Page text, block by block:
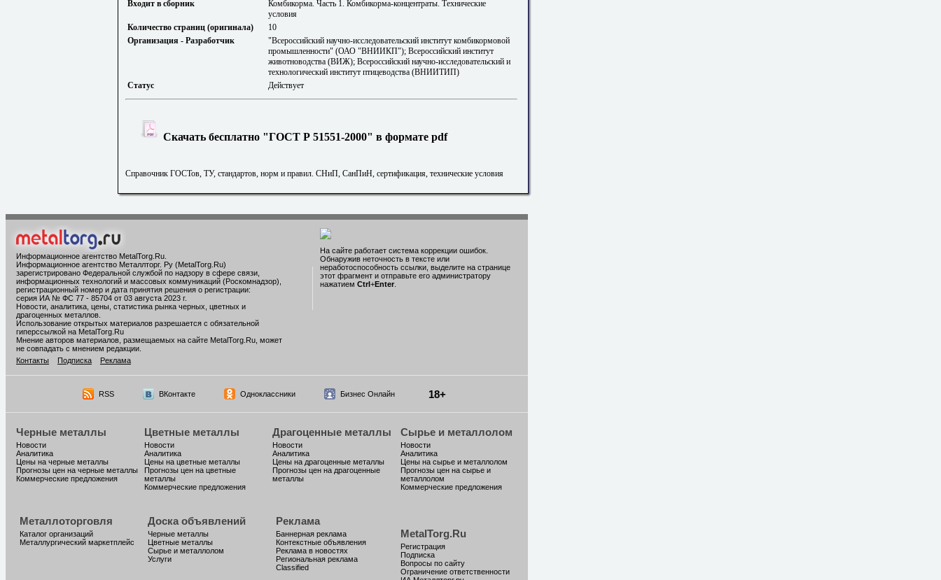
Входит в сборник
Комбикорма. Часть 1. Комбикорма-концентраты. Технические
условия
Количество страниц (оригинала)
10
Организация - Разработчик
"Всероссийский научно-исследовательский институт комбикормовой
промышленности" (ОАО "ВНИИКП"); Всероссийский институт
животноводства (ВИЖ); Всероссийский научно-исследовательский и
технологический институт птицеводства (ВНИИТИП)
Статус
Действует
Скачать бесплатно "ГОСТ Р 51551-2000" в формате pdf
Справочник ГОСТов, ТУ, стандартов, норм и правил. СНиП, СанПиН, сертификация, технические условия
Информационное агентство MetalTorg.Ru
Информационное агентство Металлторг. Ру (MetalTorg.Ru)
зарегистрировано Федеральной службой по надзору в сфере связи,
информационных технологий и массовых коммуникаций (Роскомнадзор),
регистрационный номер и дата принятия решения о регистрации:
серия ИА № ФС 77 - 85704 от 03 августа 2023 г.
Новости, аналитика, цены, статистика рынка черных, цветных и
драгоценных металлов.
Использование открытых материалов разрешается с обязательной
гиперссылкой на MetalTorg.Ru
Мнение авторов материалов, размещаемых на сайте MetalTorg.Ru, может
не совпадать с мнением редакции.
Контакты
Подписка Реклама
На сайте работает система коррекции ошибок.
Обнаружив неточность в тексте или
неработоспособность ссылки, выделите на странице
этот фрагмент и отправьте его администратору
нажатием Ctrl+Enter
RSS ВКонтакте Одноклассники Бизнес Онлайн 18+
Черные металлы
Новости
Аналитика
Цены на черные металлы
Прогнозы цен на черные металлы
Коммерческие предложения
Цветные металлы
Новости
Аналитика
Цены на цветные металлы
Прогнозы цен на цветные
металлы
Коммерческие предложения
Драгоценные металлы
Новости
Аналитика
Цены на драгоценные металлы
Прогнозы цен на драгоценные
металлы
Сырье и металлолом
Новости
Аналитика
Цены на сырье и металлолом
Прогнозы цен на сырье и
металлолом
Коммерческие предложения
Металлоторговля
Каталог организаций
Металлургический маркетплейс
Доска объявлений
Черные металлы
Цветные металлы
Сырье и металлолом
Услуги
Реклама
Баннерная реклама
Контекстные объявления
Реклама в новостях
Региональная реклама
Classified
MetalTorg.Ru
Регистрация
Подписка
Вопросы по сайту
Ограничение ответственности